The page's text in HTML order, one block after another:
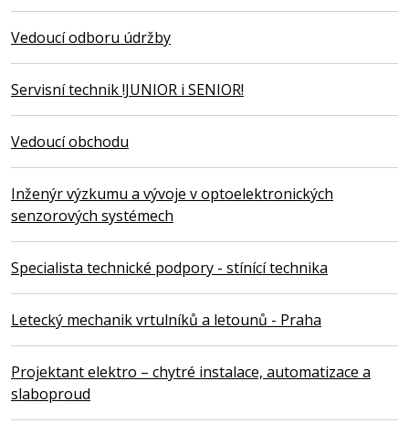
Vedoucí odboru údržby
Servisní technik !JUNIOR i SENIOR!
Vedoucí obchodu
Inženýr výzkumu a vývoje v optoelektronických
senzorových systémech
Specialista technické podpory - stínící technika
Letecký mechanik vrtulníků a letounů - Praha
Projektant elektro – chytré instalace, automatizace a
slaboproud